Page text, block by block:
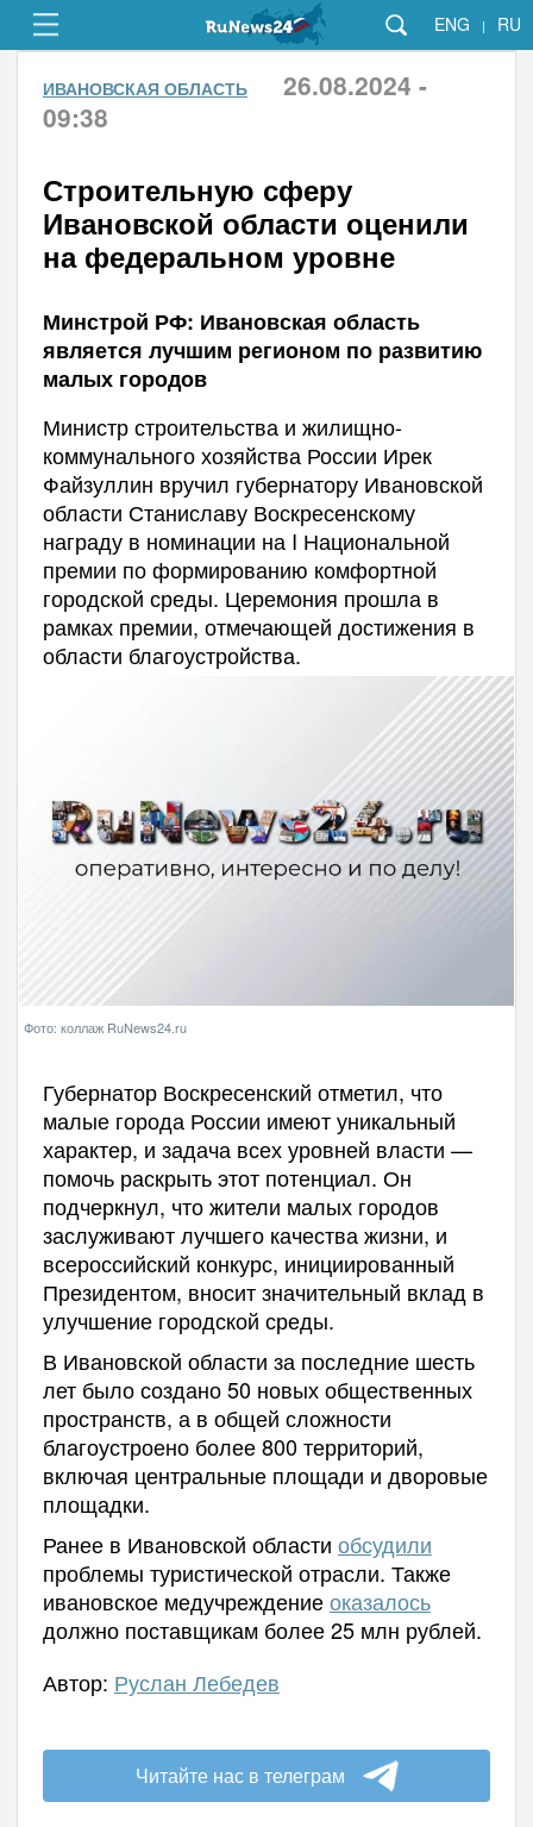
ENG | RU
ИВАНОВСКАЯ ОБЛАСТЬ
26.08.2024 -
09:38
Строительную сферу
Ивановской области оценили
на федеральном уровне
Минстрой РФ: Ивановская область
является лучшим регионом по развитию
малых городов
Министр строительства и жилищно-
коммунального хозяйства России Ирек
Файзуллин вручил губернатору Ивановской
области Станиславу Воскресенскому
награду в номинации на I Национальной
премии по формированию комфортной
городской среды. Церемония прошла в
рамках премии, отмечающей достижения в
области благоустройства.
Фото: коллаж RuNews24.ru
Губернатор Воскресенский отметил, что
малые города России имеют уникальный
характер, и задача всех уровней власти —
помочь раскрыть этот потенциал. Он
подчеркнул, что жители малых городов
заслуживают лучшего качества жизни, и
всероссийский конкурс, инициированный
Президентом, вносит значительный вклад в
улучшение городской среды.
В Ивановской области за последние шесть
лет было создано 50 новых общественных
пространств, а в общей сложности
благоустроено более 800 территорий,
включая центральные площади и дворовые
площадки.
Ранее в Ивановской области обсудили
проблемы туристической отрасли. Также
ивановское медучреждениеоказалось
должно поставщикам более 25 млн рублей.
Автор: Руслан Лебедев
Читайте нас в телеграм